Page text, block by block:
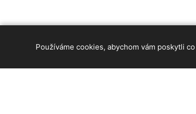
Používáme cookies, abychom vám poskytli